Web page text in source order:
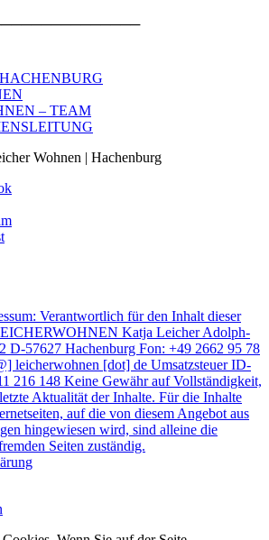
– TEAM
Wohnen | Hachenburg
Verantwortlich für den Inhalt dieser
Katja Leicher Adolph-
D-57627 Hachenburg Fon: +49 2662 95 78
leicherwohnen [dot] de Umsatzsteuer ID-
216 148 Keine Gewähr auf Vollständigkeit,
Aktualität der Inhalte. Für die Inhalte
auf die von diesem Angebot aus
hingewiesen wird, sind alleine die
Seiten zuständig.